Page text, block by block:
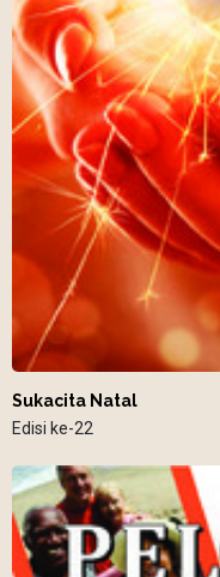
Sukacita Natal
Edisi ke-22